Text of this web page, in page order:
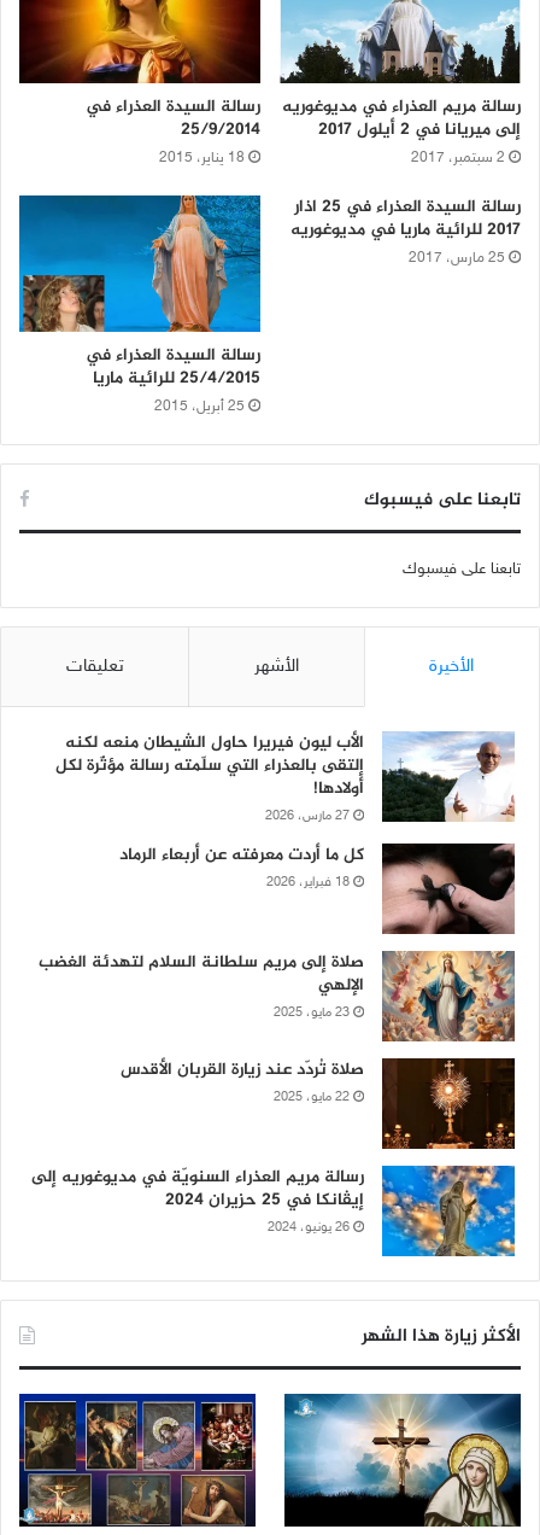
رسالة مريم العذراء في مديوغوريه
إلى ميريانا في 2 أيلول 2017
2 سبتمبر، 2017
رسالة السيدة العذراء في
25/9/2014
18 يناير، 2015
رسالة السيدة العذراء في 25 اذار
2017 للرائية ماريا في مديوغوريه
25 مارس، 2017
رسالة السيدة العذراء في
25/4/2015 للرائية ماريا
25 أبريل، 2015
تابعنا على فيسبوك
تابعنا على فيسبوك
الأخيرة الأشهر تعليقات
الأب ليون فيريرا حاول الشيطان منعه لكنه
إلتقى بالعذراء التي سلّمته رسالة مؤثّرة لكل
أولادها!
27 مارس، 2026
كل ما أردت معرفته عن أربعاء الرماد
18 فبراير، 2026
صلاة إلى مريم سلطانة السلام لتهدئة الغضب
الإلهي
23 مايو، 2025
صلاة تُردّد عند زيارة القربان الأقدس
22 مايو، 2025
رسالة مريم العذراء السنويّة في مديوغوريه إلى
إيڤانكا في 25 حزيران 2024
26 يونيو، 2024
الأكثر زيارة هذا الشهر